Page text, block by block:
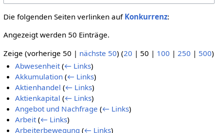
Die folgenden Seiten verlinken auf Konkurrenz:
Angezeigt werden 50 Einträge.
Zeige (vorherige 50 | nächste 50) (20 | 50 | 100 | 250 | 500)
Abwesenheit (← Links)
Akkumulation (← Links)
Aktienhandel (← Links)
Aktienkapital (← Links)
Angebot und Nachfrage (← Links)
Arbeit (← Links)
Arbeiterbewegung (← Links)